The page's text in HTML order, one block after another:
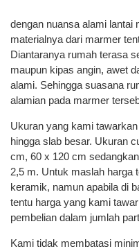
dengan nuansa alami lantai
materialnya dari marmer
Diantaranya rumah terasa
maupun kipas angin, awet
alami. Sehingga suasana
alamian pada marmer
Ukuran yang kami
hingga slab besar. Ukuran
cm, 60 x 120 cm
2,5 m. Untuk maslah harga
keramik, namun apabila di
tentu harga yang kami
pembelian dalam jumlah
Kami tidak membatasi